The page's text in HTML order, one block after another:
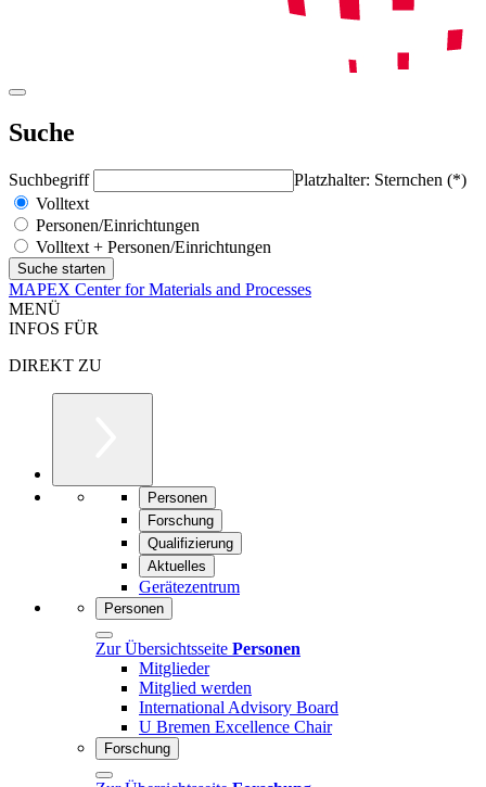
Suche
Suchbegriff
Platzhalter: Sternchen (*)
Volltext
Personen/Einrichtungen
Volltext + Personen/Einrichtungen
MAPEX Center for Materials and Processes
MENÜ
INFOS FÜR
DIREKT ZU
Personen
Forschung
Qualifizierung
Aktuelles
Gerätezentrum
Personen
Zur Übersichtsseite Personen
Mitglieder
Mitglied werden
International Advisory Board
U Bremen Excellence Chair
Forschung